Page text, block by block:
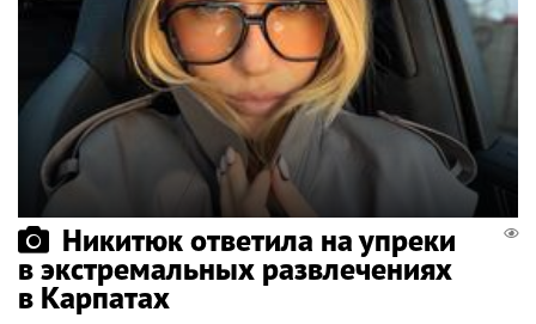
Никитюк ответила на упреки
в экстремальных развлечениях
в Карпатах